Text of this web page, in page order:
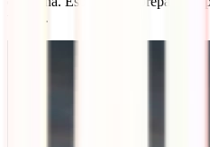
vecino.